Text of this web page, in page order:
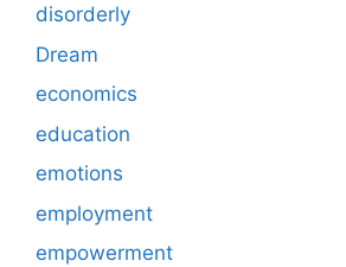
disorderly
Dream
economics
education
emotions
employment
empowerment